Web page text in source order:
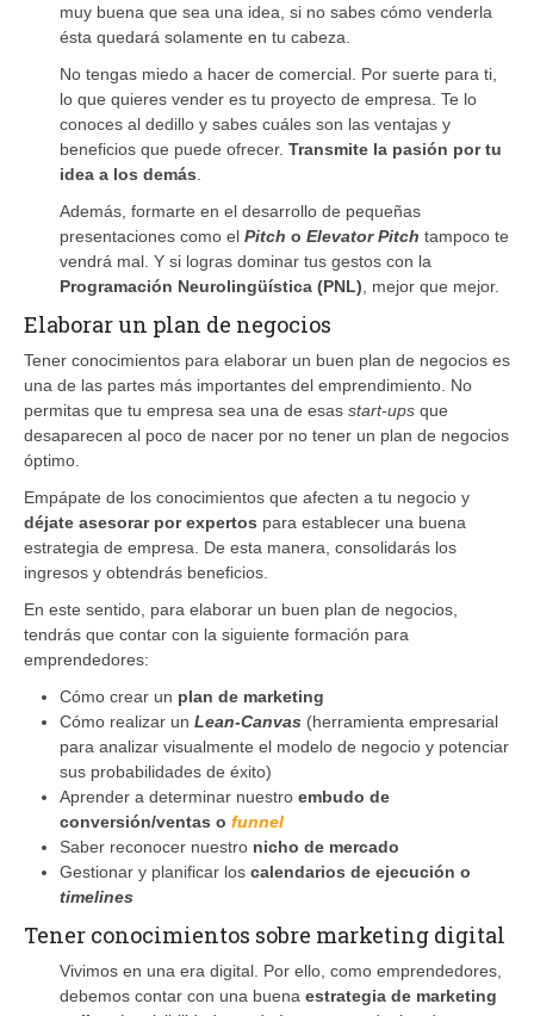
muy buena que sea una idea, si no sabes cómo venderla
ésta quedará solamente en tu cabeza.
No tengas miedo a hacer de comercial. Por suerte para ti,
lo que quieres vender es tu proyecto de empresa. Te lo
conoces al dedillo y sabes cuáles son las ventajas y
beneficios que puede ofrecer. Transmite la pasión por tu
idea a los demás
Además, formarte en el desarrollo de pequeñas
presentaciones como el Pitch o Elevator Pitch tampoco te
vendrá mal. Y si logras dominar tus gestos con la
Programación Neurolingüística (PNL) , mejor que mejor.
Elaborar un plan de negocios
Tener conocimientos para elaborar un buen plan de negocios es
una de las partes más importantes del emprendimiento. No
permitas que tu empresa sea una de esas start-ups que
desaparecen al poco de nacer por no tener un plan de negocios
óptimo.
Empápate de los conocimientos que afecten a tu negocio y
déjate asesorar por expertos para establecer una buena
estrategia de empresa. De esta manera, consolidarás los
ingresos y obtendrás beneficios.
En este sentido, para elaborar un buen plan de negocios,
tendrás que contar con la siguiente formación para
emprendedores:
Cómo crear un plan de marketing
Cómo realizar un Lean-Canvas (herramienta empresarial
para analizar visualmente el modelo de negocio y potenciar
sus probabilidades de éxito)
Aprender a determinar nuestro embudo de
conversión/ventas o funnel
Saber reconocer nuestro nicho de mercado
Gestionar y planificar los calendarios de ejecución o
timelines
Tener conocimientos sobre marketing digital
Vivimos en una era digital. Por ello, como emprendedores,
debemos contar con una buena estrategia de marketing